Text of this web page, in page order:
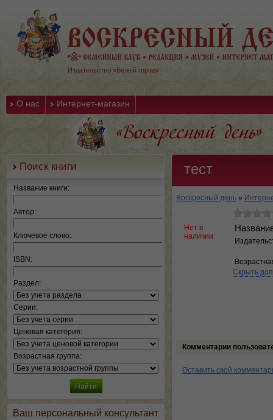
Издательство «Белый город»
О нас Интернет-магазин
Поиск книги
Название книги:
Автор:
Ключевое слово:
ISBN:
Раздел:
Серии:
Ценовая категория:
Возрастная группа:
Ваш персональный консультант
тест
Воскресный день »
Нет в
наличии
Скрыть
Комментарии
Оставить свой